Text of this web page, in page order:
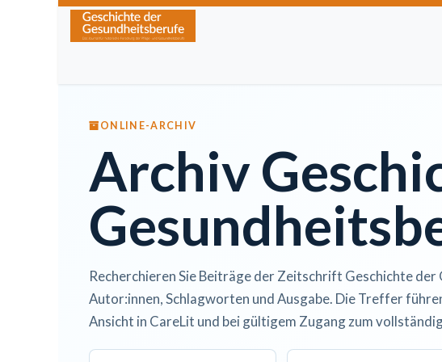
Zum Inhalt springen
ONLINE-ARCHIV
Archiv
Recherchieren Sie Beiträge der Zeitschrift Geschichte
Autor:innen, Schlagworten und Ausgabe. Die Treffer
Ansicht in CareLit und bei gültigem Zugang zum